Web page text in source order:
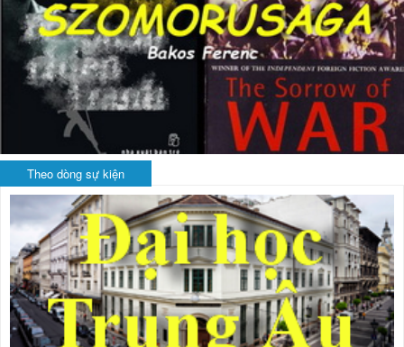
Theo dòng sự kiện